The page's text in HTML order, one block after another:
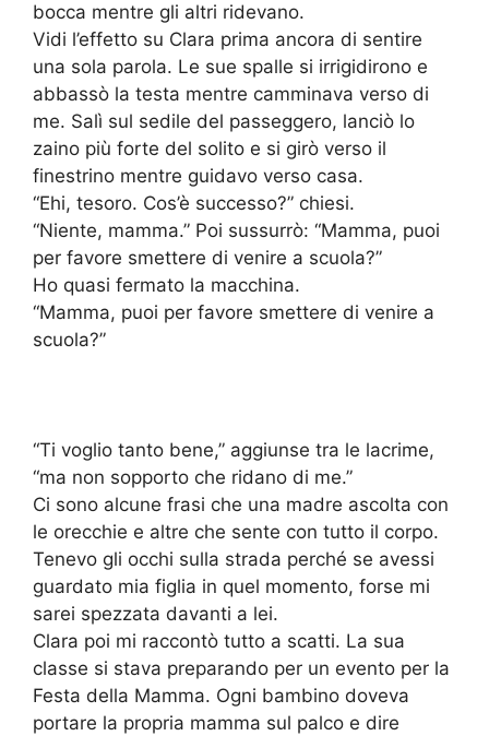
bocca mentre gli altri ridevano.
Vidi l’effetto su Clara prima ancora di sentire
una sola parola. Le sue spalle si irrigidirono e
abbassò la testa mentre camminava verso di
me. Salì sul sedile del passeggero, lanciò lo
zaino più forte del solito e si girò verso il
finestrino mentre guidavo verso casa.
“Ehi, tesoro. Cos’è successo?” chiesi.
“Niente, mamma.” Poi sussurrò: “Mamma, puoi
per favore smettere di venire a scuola?”
Ho quasi fermato la macchina.
“Mamma, puoi per favore smettere di venire a
scuola?”
“Ti voglio tanto bene,” aggiunse tra le lacrime,
“ma non sopporto che ridano di me.”
Ci sono alcune frasi che una madre ascolta con
le orecchie e altre che sente con tutto il corpo.
Tenevo gli occhi sulla strada perché se avessi
guardato mia figlia in quel momento, forse mi
sarei spezzata davanti a lei.
Clara poi mi raccontò tutto a scatti. La sua
classe si stava preparando per un evento per la
Festa della Mamma. Ogni bambino doveva
portare la propria mamma sul palco e dire